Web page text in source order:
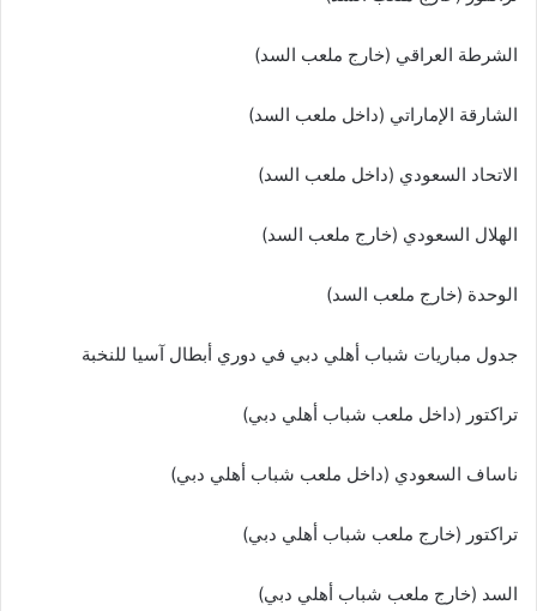
الشرطة العراقي (خارج ملعب السد)
الشارقة الإماراتي (داخل ملعب السد)
الاتحاد السعودي (داخل ملعب السد)
الهلال السعودي (خارج ملعب السد)
الوحدة (خارج ملعب السد)
جدول مباريات شباب أهلي دبي في دوري أبطال آسيا للنخبة
تراكتور (داخل ملعب شباب أهلي دبي)
ناساف السعودي (داخل ملعب شباب أهلي دبي)
تراكتور (خارج ملعب شباب أهلي دبي)
السد (خارج ملعب شباب أهلي دبي)